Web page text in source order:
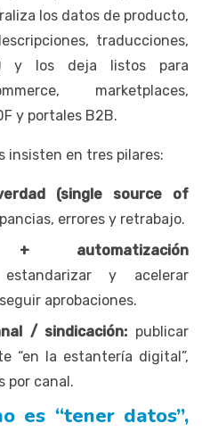
los datos de producto,
traducciones,
y los deja listos para
marketplaces,
y portales B2B.
insisten en tres pilares:
(single source of
errores y retrabajo.
+ automatización
y acelerar
aprobaciones.
/ sindicación: publicar
“en la estantería digital”,
por canal.
es “tener datos”,